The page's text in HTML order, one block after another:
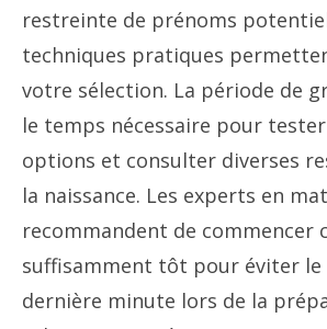
restreinte de prénoms
techniques pratiques
votre sélection. La période de
le temps nécessaire pour
options et consulter diverses
la naissance. Les experts en
recommandent de commencer
suffisamment tôt pour éviter le
dernière minute lors de la